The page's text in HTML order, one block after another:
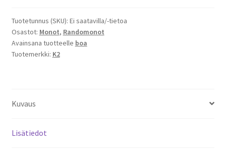
Tuotetunnus (SKU): Ei saatavilla/-tietoa
Osastot: Monot, Randomonot
Avainsana tuotteelle boa
Tuotemerkki: K2
Kuvaus
Lisätiedot